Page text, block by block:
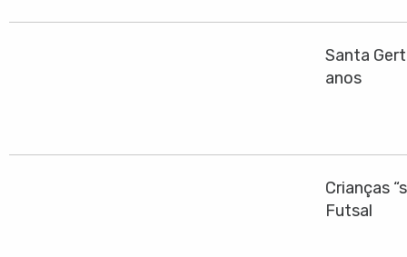
Santa
anos
Crianças
Futsal